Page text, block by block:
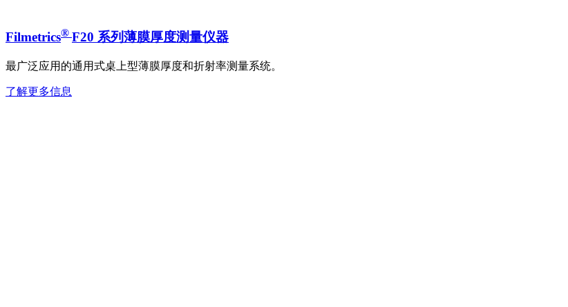
Filmetrics® F20 系列薄膜厚度测量仪器
最广泛应用的通用式桌上型薄膜厚度和折射率测量系统。
了解更多信息